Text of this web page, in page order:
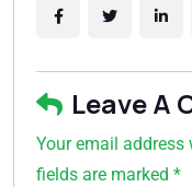
Leave A
Your email address
fields are marked *